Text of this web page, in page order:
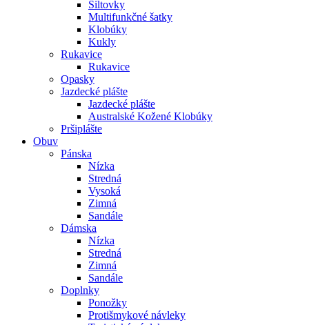
Šiltovky
Multifunkčné šatky
Klobúky
Kukly
Rukavice
Rukavice
Opasky
Jazdecké plášte
Jazdecké plášte
Australské Kožené Klobúky
Pršiplášte
Obuv
Pánska
Nízka
Stredná
Vysoká
Zimná
Sandále
Dámska
Nízka
Stredná
Zimná
Sandále
Doplnky
Ponožky
Protišmykové návleky